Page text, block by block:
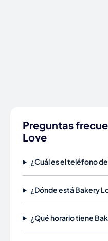
Preguntas
Love
¿Cuál es el teléfono
¿Dónde está Bakery
¿Qué horario tiene